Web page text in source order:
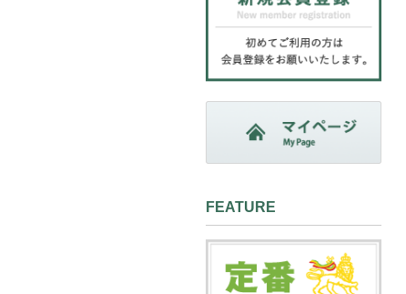
FEATURE